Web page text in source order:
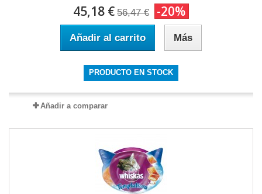
45,18 € 56,47 € -20%
Añadir al carrito Más
PRODUCTO EN STOCK
Añadir a comparar